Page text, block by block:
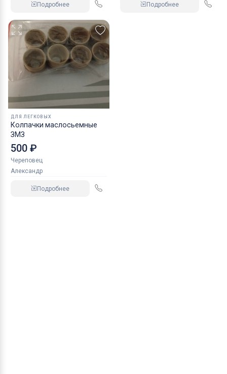
Подробнее Подробнее
ДЛЯ ЛЕГКОВЫХ
Колпачки маслосьемные
ЗМЗ
500 ₽
Череповец
Александр
Подробнее